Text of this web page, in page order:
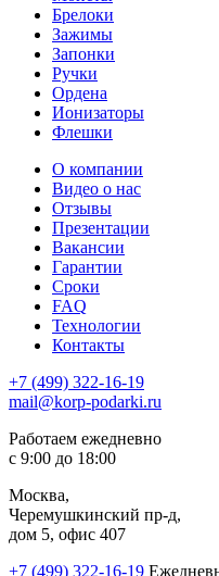
Брелоки
Зажимы
Запонки
Ручки
Ордена
Ионизаторы
Флешки
О компании
Видео о нас
Отзывы
Презентации
Вакансии
Гарантии
Сроки
FAQ
Технологии
Контакты
+7 (499) 322-16-19
mail@korp-podarki.ru
Работаем ежедневно
с 9:00 до 18:00
Москва,
Черемушкинский пр-д,
дом 5, офис 407
+7 (499) 322-16-19